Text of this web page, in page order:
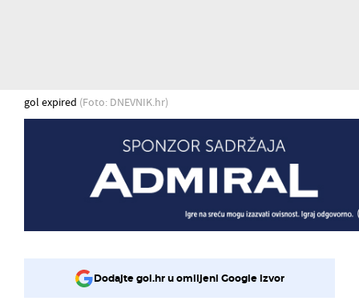
gol expired (Foto: DNEVNIK.hr)
Dodajte gol.hr u omiljeni Google izvor